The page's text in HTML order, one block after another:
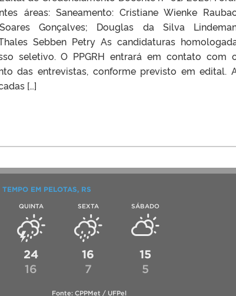
áreas: Saneamento: Cristiane Wienke
Gonçalves; Douglas da Silva
Sebben Petry As candidaturas
seletivo. O PPGRH entrará em contato com
das entrevistas, conforme previsto em edital.
[…]
TEMPO EM PELOTAS, RS
QUINTA
24
16
SEXTA
16
7
SÁBADO
15
5
Fonte: CPPMet / UFPel